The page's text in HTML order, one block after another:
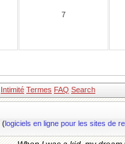
7
Intimité Termes FAQ Search
(logiciels en ligne pour les sites de